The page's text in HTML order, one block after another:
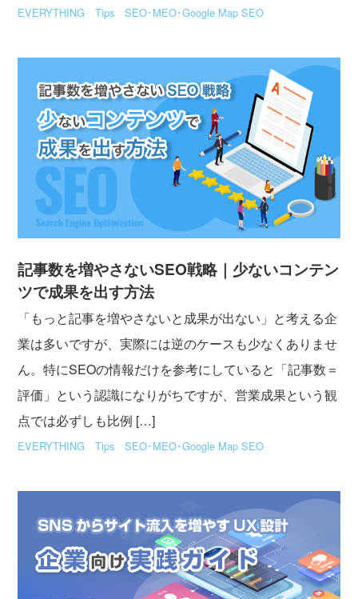
EVERYTHING Tips SEO･MEO･Google Map SEO
記事数を増やさないSEO戦略｜少ないコンテン
ツで成果を出す方法
「もっと記事を増やさないと成果が出ない」と考える企
業は多いですが、実際には逆のケースも少なくありませ
ん。特にSEOの情報だけを参考にしていると「記事数＝
評価」という認識になりがちですが、営業成果という観
点では必ずしも比例 […]
EVERYTHING Tips SEO･MEO･Google Map SEO